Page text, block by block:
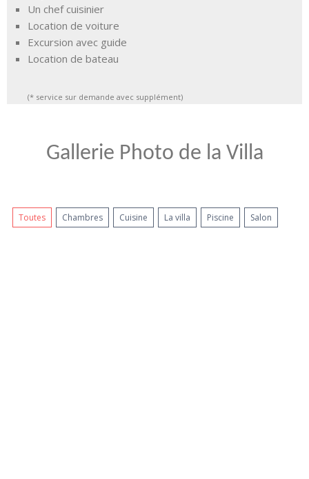
Un chef cuisinier
Location de voiture
Excursion avec guide
Location de bateau
(* service sur demande avec supplément)
Gallerie Photo de la Villa
Toutes Chambres Cuisine La villa Piscine Salon